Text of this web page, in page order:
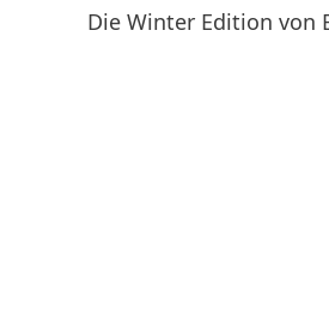
Die Winter Edition von